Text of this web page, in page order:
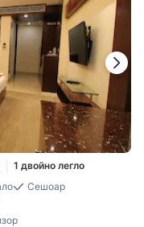
1 двойно легло
Сешоар